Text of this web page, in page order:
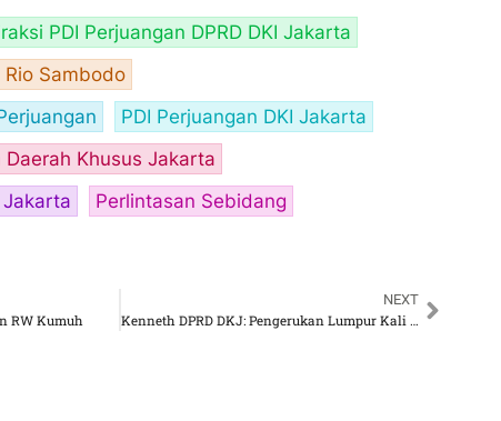
PDI Perjuangan DPRD DKI Jakarta
Rio Sambodo
PDI Perjuangan DKI Jakarta
Daerah Khusus Jakarta
Jakarta
Perlintasan Sebidang
RW Kumuh
NEXT
Kenneth DPRD DKJ: Pengerukan Lumpur Kali Pesanggrahan Cegah Banjir di Kembangan